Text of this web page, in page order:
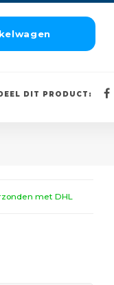
DEEL DIT PRODUCT:
met DHL